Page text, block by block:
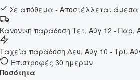
Σε απόθεμα - Αποστέλλεται άμεσα
Κανονική παράδοση Τετ, Αύγ 12 - Παρ,
Ταχεία παράδοση Δευ, Αύγ 10 - Τρί,
Επιστροφές 30 ημερών
Ποσότητα